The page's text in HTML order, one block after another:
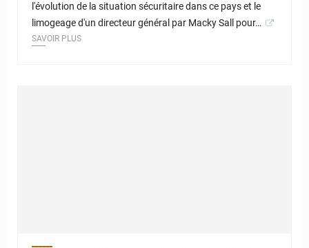
l'évolution de la situation sécuritaire dans ce pays et le
limogeage d'un directeur général par Macky Sall pour…
SAVOIR PLUS